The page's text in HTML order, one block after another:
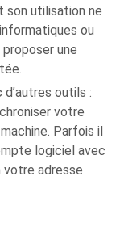
utilisation ne
ou
une
outils :
votre
Parfois il
logiciel avec
votre adresse